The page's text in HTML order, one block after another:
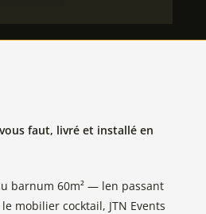
faut, livré et installé en
barnum 60m² — len passant
mobilier cocktail, JTN Events